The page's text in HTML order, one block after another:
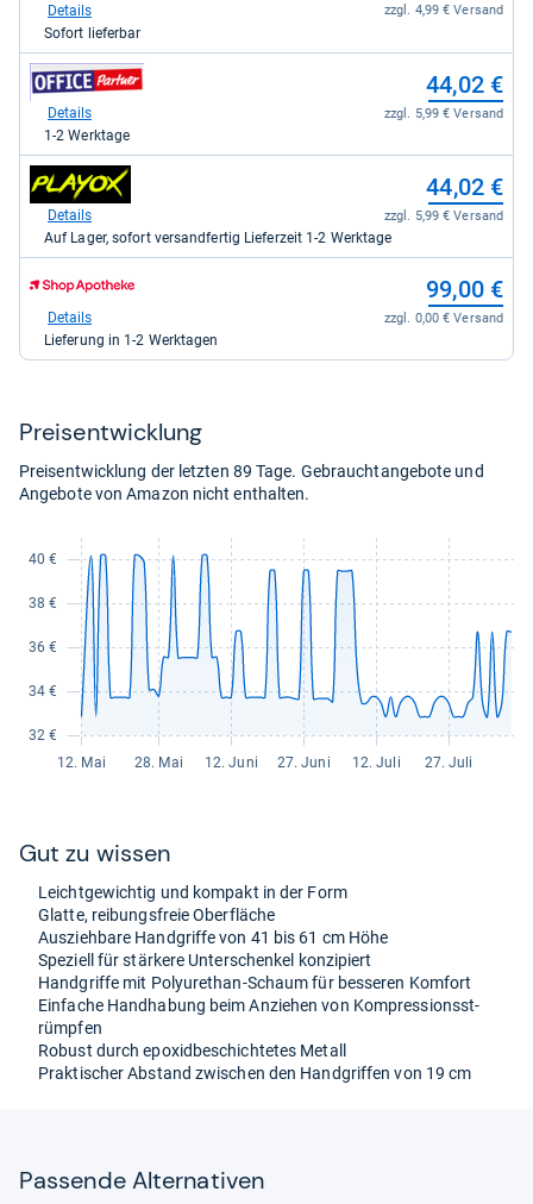
büroshop24
39,99
kaufen.
zzgl. 4,99 € Versand
Details
Sofort lieferbar
zum
Shop:
office-
-
Office
Partner
GmbH
für
44,02
kaufen.
44,02 €
zzgl. 5,99 € Versand
Details
1-2 Werktage
zum
Shop:
playox.de
kaufen.
44,02 €
zzgl. 5,99 € Versand
Details
Auf Lager, sofort versandfertig Lieferzeit 1-2 Werktage
zum
Shop:
Shop
kaufen.
99,00 €
zzgl. 0,00 € Versand
Details
Lieferung in 1-2 Werktagen
Preis­ent­wick­lung
Preisentwicklung der letzten 89 Tage. Gebrauchtangebote und
Angebote von Amazon nicht enthalten.
Gut zu wis­sen
Leicht­ge­wich­tig und kom­pakt in der Form
Glatte, rei­bungs­freie Ober­flä­che
Aus­zieh­bare Hand­griffe von 41 bis 61 cm Höhe
Spe­zi­ell für stär­kere Unter­schen­kel kon­zi­piert
Hand­griffe mit Poly­u­rethan-​Schaum für bes­se­ren Kom­fort
Ein­fa­che Hand­ha­bung beim Anzie­hen von Kom­pres­si­onss­t­
rümp­fen
Robust durch epoxid­be­schich­te­tes Metall
Prak­ti­scher Abstand zwi­schen den Hand­grif­fen von 19 cm
Pas­sende Alter­na­ti­ven